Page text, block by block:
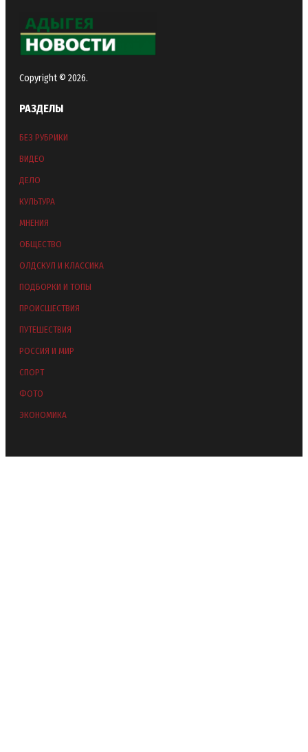
Copyright © 2026.
РАЗДЕЛЫ
БЕЗ РУБРИКИ
ВИДЕО
ДЕЛО
КУЛЬТУРА
МНЕНИЯ
ОБЩЕСТВО
ОЛДСКУЛ И КЛАССИКА
ПОДБОРКИ И ТОПЫ
ПРОИСШЕСТВИЯ
ПУТЕШЕСТВИЯ
РОССИЯ И МИР
СПОРТ
ФОТО
ЭКОНОМИКА